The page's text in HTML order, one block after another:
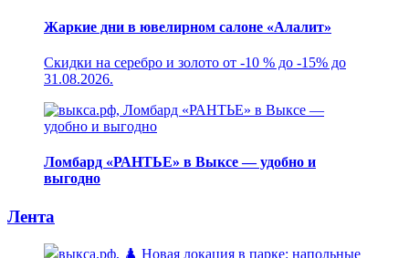
Жаркие дни в ювелирном салоне «Алалит»
Скидки на серебро и золото от -10 % до -15% до
31.08.2026.
Ломбард «РАНТЬЕ» в Выксе — удобно и
выгодно
Лента